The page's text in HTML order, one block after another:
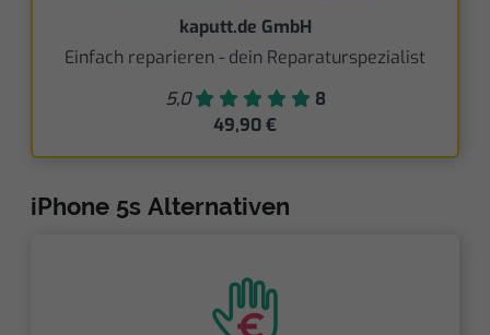
kaputt.de GmbH
Einfach reparieren - dein Reparaturspezialist
5,0
8
49,90 €
iPhone 5s Alternativen